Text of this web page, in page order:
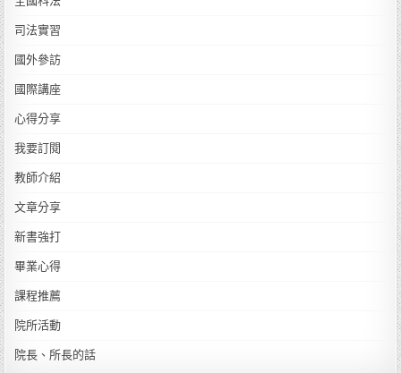
司法實習
國外參訪
國際講座
心得分享
我要訂閱
教師介紹
文章分享
新書強打
畢業心得
課程推薦
院所活動
院長、所長的話